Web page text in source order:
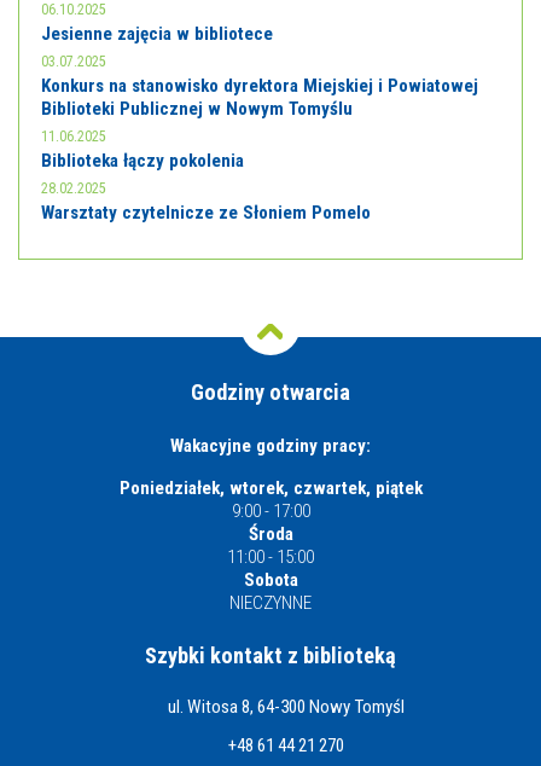
06.10.2025
Jesienne zajęcia w bibliotece
03.07.2025
Konkurs na stanowisko dyrektora Miejskiej i Powiatowej
Biblioteki Publicznej w Nowym Tomyślu
11.06.2025
Biblioteka łączy pokolenia
28.02.2025
Warsztaty czytelnicze ze Słoniem Pomelo
Godziny otwarcia
Wakacyjne godziny pracy:
Poniedziałek, wtorek, czwartek, piątek
9:00 - 17:00
Środa
11:00 - 15:00
Sobota
NIECZYNNE
Szybki kontakt z biblioteką
ul. Witosa 8, 64-300 Nowy Tomyśl
+48 61 44 21 270